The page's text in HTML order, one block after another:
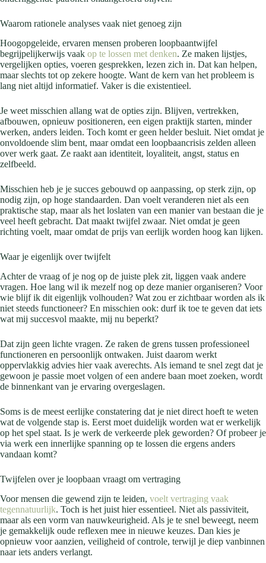
Waarom rationele analyses vaak niet genoeg zijn
Hoogopgeleide, ervaren mensen proberen loopbaantwijfel
begrijpelijkerwijs vaak op te lossen met denken. Ze maken lijstjes,
vergelijken opties, voeren gesprekken, lezen zich in. Dat kan helpen,
maar slechts tot op zekere hoogte. Want de kern van het probleem is
lang niet altijd informatief. Vaker is die existentieel.
Je weet misschien allang wat de opties zijn. Blijven, vertrekken,
afbouwen, opnieuw positioneren, een eigen praktijk starten, minder
werken, anders leiden. Toch komt er geen helder besluit. Niet omdat je
onvoldoende slim bent, maar omdat een loopbaancrisis zelden alleen
over werk gaat. Ze raakt aan identiteit, loyaliteit, angst, status en
zelfbeeld.
Misschien heb je je succes gebouwd op aanpassing, op sterk zijn, op
nodig zijn, op hoge standaarden. Dan voelt veranderen niet als een
praktische stap, maar als het loslaten van een manier van bestaan die je
veel heeft gebracht. Dat maakt twijfel zwaar. Niet omdat je geen
richting voelt, maar omdat de prijs van eerlijk worden hoog kan lijken.
Waar je eigenlijk over twijfelt
Achter de vraag of je nog op de juiste plek zit, liggen vaak andere
vragen. Hoe lang wil ik mezelf nog op deze manier organiseren? Voor
wie blijf ik dit eigenlijk volhouden? Wat zou er zichtbaar worden als ik
niet steeds functioneer? En misschien ook: durf ik toe te geven dat iets
wat mij succesvol maakte, mij nu beperkt?
Dat zijn geen lichte vragen. Ze raken de grens tussen professioneel
functioneren en persoonlijk ontwaken. Juist daarom werkt
oppervlakkig advies hier vaak averechts. Als iemand te snel zegt dat je
gewoon je passie moet volgen of een andere baan moet zoeken, wordt
de binnenkant van je ervaring overgeslagen.
Soms is de meest eerlijke constatering dat je niet direct hoeft te weten
wat de volgende stap is. Eerst moet duidelijk worden wat er werkelijk
op het spel staat. Is je werk de verkeerde plek geworden? Of probeer je
via werk een innerlijke spanning op te lossen die ergens anders
vandaan komt?
Twijfelen over je loopbaan vraagt om vertraging
Voor mensen die gewend zijn te leiden, voelt vertraging vaak
tegennatuurlijk. Toch is het juist hier essentieel. Niet als passiviteit,
maar als een vorm van nauwkeurigheid. Als je te snel beweegt, neem
je gemakkelijk oude reflexen mee in nieuwe keuzes. Dan kies je
opnieuw voor aanzien, veiligheid of controle, terwijl je diep vanbinnen
naar iets anders verlangt.